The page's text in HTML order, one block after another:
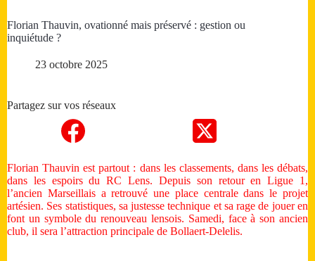
Florian Thauvin, ovationné mais préservé : gestion ou
inquiétude ?
23 octobre 2025
Partagez sur vos réseaux
Florian Thauvin est partout : dans les classements, dans les débats,
dans les espoirs du RC Lens. Depuis son retour en Ligue 1,
l’ancien Marseillais a retrouvé une place centrale dans le projet
artésien. Ses statistiques, sa justesse technique et sa rage de jouer en
font un symbole du renouveau lensois. Samedi, face à son ancien
club, il sera l’attraction principale de Bollaert-Delelis.